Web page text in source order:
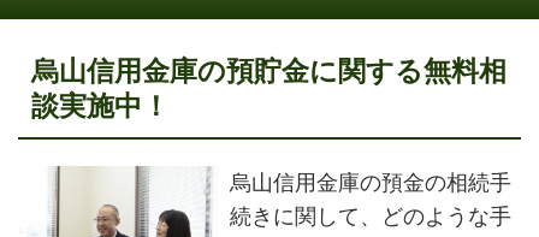
烏山信用金庫の預貯金に関する無料相
談実施中！
烏山信用金庫の預金の相続手
続きに関して、どのような手